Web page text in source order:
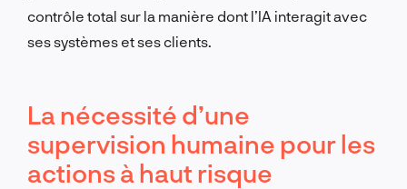
contrôle total sur la manière dont l’IA interagit avec
ses systèmes et ses clients.
La nécessité d’une
supervision humaine pour les
actions à haut risque